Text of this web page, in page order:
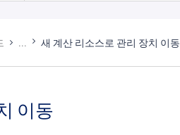
... 새 계산 리소스로 관리 장치 이동
이동